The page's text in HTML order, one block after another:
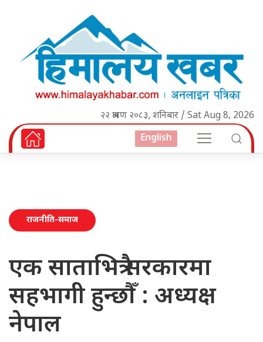
२२ श्रावण २०८३, शनिबार / Sat Aug 8, 2026
English
राजनीति-समाज
एक साताभित्रै सरकारमा
सहभागी हुन्छौँ : अध्यक्ष
नेपाल